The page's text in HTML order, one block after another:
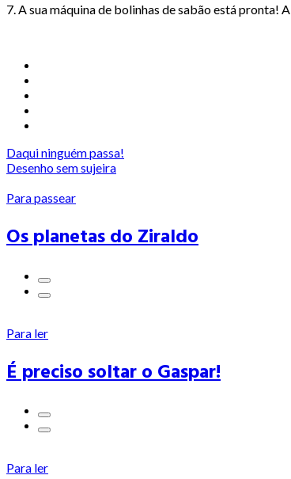
7. A sua máquina de bolinhas de sabão está pronta!
Daqui ninguém passa!
Desenho sem sujeira
Para passear
Os planetas do Ziraldo
Para ler
É preciso soltar o Gaspar!
Para ler